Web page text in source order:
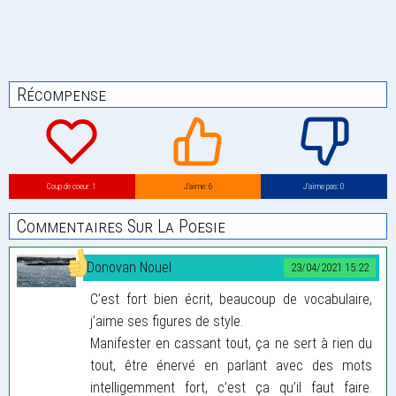
Récompense
Coup de coeur: 1 J’aime: 6 J’aime pas: 0
Commentaires Sur La Poesie
23/04/2021 15:22
Donovan Nouel
C’est fort bien écrit, beaucoup de vocabulaire,
j’aime ses figures de style.
Manifester en cassant tout, ça ne sert à rien du
tout, être énervé en parlant avec des mots
intelligemment fort, c’est ça qu’il faut faire.